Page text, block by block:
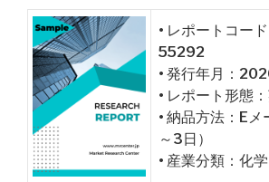
• レポートコー
55292
• 発行年月：
• レポート形態
• 納品方法：E
～3日）
• 産業分類：化